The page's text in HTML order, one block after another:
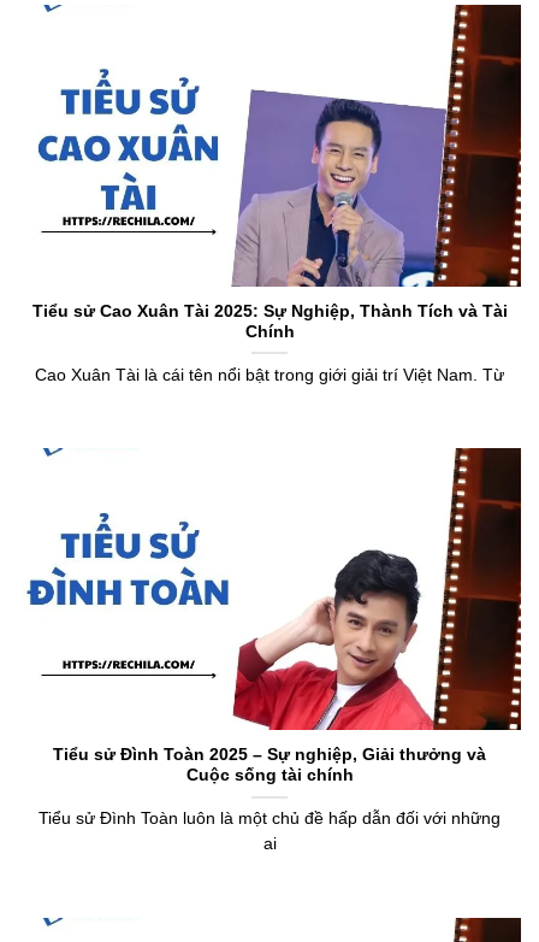
Tiểu sử Cao Xuân Tài 2025: Sự Nghiệp, Thành Tích và Tài
Chính
Cao Xuân Tài là cái tên nổi bật trong giới giải trí Việt Nam. Từ
Tiểu sử Đình Toàn 2025 – Sự nghiệp, Giải thưởng và
Cuộc sống tài chính
Tiểu sử Đình Toàn luôn là một chủ đề hấp dẫn đối với những
ai